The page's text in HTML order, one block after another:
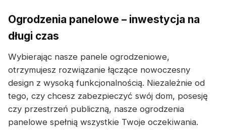
Ogrodzenia panelowe – inwestycja na
długi czas
Wybierając nasze panele ogrodzeniowe,
otrzymujesz rozwiązanie łączące nowoczesny
design z wysoką funkcjonalnością. Niezależnie od
tego, czy chcesz zabezpieczyć swój dom, posesję
czy przestrzeń publiczną, nasze ogrodzenia
panelowe spełnią wszystkie Twoje oczekiwania.